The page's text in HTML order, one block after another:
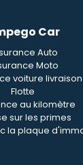
Car
Auto
Moto
voiture livraison
Flotte
au kilomètre
sur les primes
la plaque